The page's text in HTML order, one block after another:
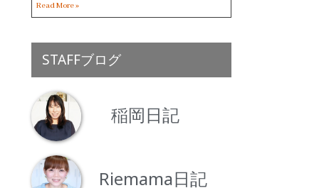
Read More »
STAFFブログ
稲岡日記
Riemama日記